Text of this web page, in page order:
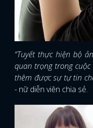
“Tuyết thực hiện bộ
quan trọng trong
thêm được sự tự tin
- nữ diễn viên chia sẻ.